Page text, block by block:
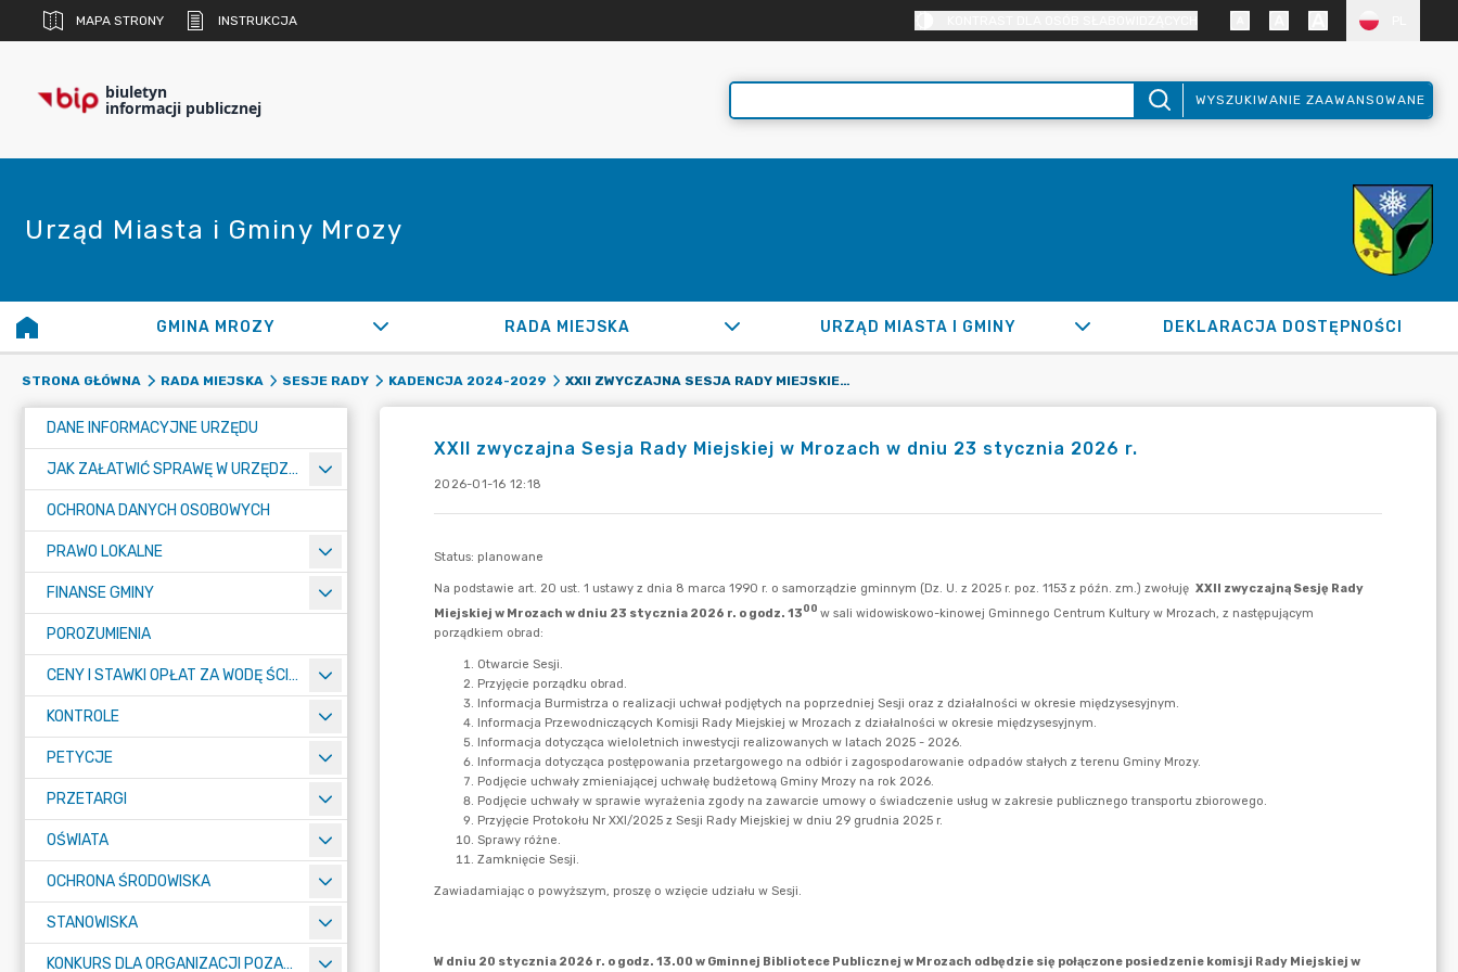
MAPA STRONY INSTRUKCJA
biuletyn
informacji publicznej WYSZUKIWANIE ZAAWANSOWANE
Urząd Miasta i Gminy Mrozy
GMINA MROZY RADA MIEJSKA URZĄD MIASTA I GMINY DEKLARACJA DOSTĘPNOŚCI
STRONA GŁÓWNA RADA MIEJSKA SESJE RADY KADENCJA 2024-2029 XXII ZWYCZAJNA SESJA RADY MIEJSKIEJ W MROZACH W DNIU 23 STYCZNIA 2026 R.
DANE INFORMACYJNE URZĘDU
JAK ZAŁATWIĆ SPRAWĘ W URZĘDZIE
OCHRONA DANYCH OSOBOWYCH
PRAWO LOKALNE
FINANSE GMINY
POROZUMIENIA
CENY I STAWKI OPŁAT ZA WODĘ ŚCIEKI
KONTROLE
PETYCJE
PRZETARGI
OŚWIATA
OCHRONA ŚRODOWISKA
STANOWISKA
KONKURS DLA ORGANIZACJI POZARZĄDOWYCH
XXII zwyczajna Sesja Rady Miejskiej w Mrozach w dniu 23 stycznia 2026 r.
2026-01-16 12:18